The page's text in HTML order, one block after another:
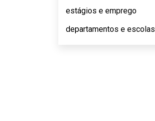
estágios e emprego
departamentos e escolas